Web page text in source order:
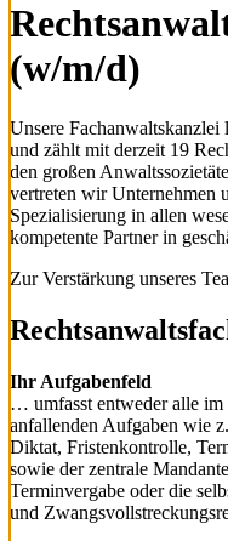
(w/m/d)
Unsere
und zählt mit derzeit 19
den großen
vertreten wir Unternehmen
Spezialisierung in allen
kompetente Partner in
Zur Verstärkung unseres
Ihr Aufgabenfeld
… umfasst entweder alle im
anfallenden Aufgaben wie
Diktat, Fristenkontrolle,
sowie der zentrale
Terminvergabe oder die
und